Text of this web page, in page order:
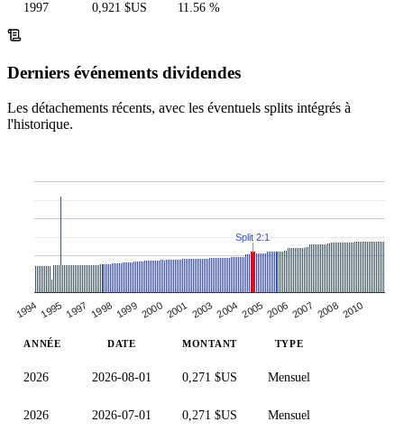
1997 0,921 $US 11.56 %
Derniers événements dividendes
Les détachements récents, avec les éventuels splits intégrés à
l'historique.
1994 1995 1997 1998 1999 2000 2001 20032004 2005 2006 2007 20082010
Split 2:1
ANNÉE DATE MONTANT TYPE
2026 2026-08-01 0,271 $US Mensuel
2026 2026-07-01 0,271 $US Mensuel